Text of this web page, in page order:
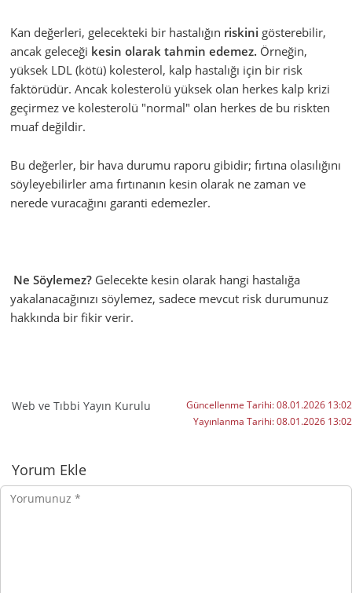
Kan değerleri, gelecekteki bir hastalığın riskini gösterebilir,
ancak geleceği kesin olarak tahmin edemez. Örneğin,
yüksek LDL (kötü) kolesterol, kalp hastalığı için bir risk
faktörüdür. Ancak kolesterolü yüksek olan herkes kalp krizi
geçirmez ve kolesterolü "normal" olan herkes de bu riskten
muaf değildir.
Bu değerler, bir hava durumu raporu gibidir; fırtına olasılığını
söyleyebilirler ama fırtınanın kesin olarak ne zaman ve
nerede vuracağını garanti edemezler.
Ne Söylemez? Gelecekte kesin olarak hangi hastalığa
yakalanacağınızı söylemez, sadece mevcut risk durumunuz
hakkında bir fikir verir.
Web ve Tıbbi Yayın Kurulu Güncellenme Tarihi:08.01.2026 13:02
Yayınlanma Tarihi:08.01.2026 13:02
Yorumlar
Yorum Ekle
Yorumunuz